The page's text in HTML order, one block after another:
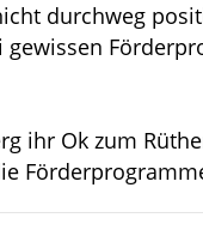
durchweg
ihr Ok zum